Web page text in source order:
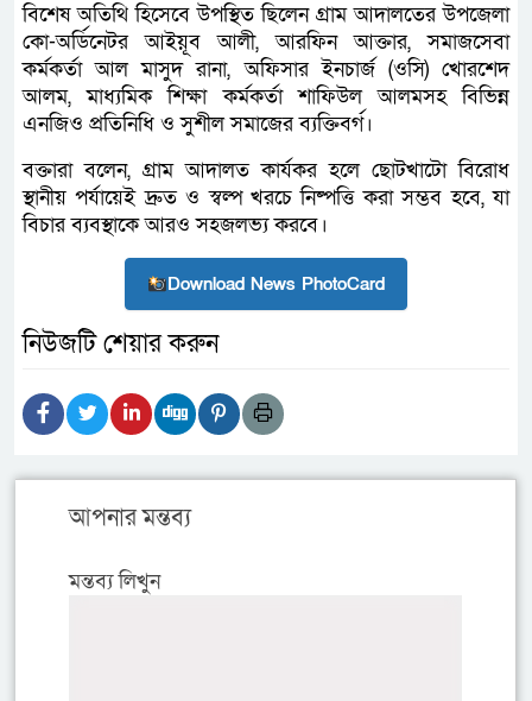
বিশেষ অতিথি হিসেবে উপস্থিত ছিলেন গ্রাম আদালতের উপজেলা
কো-অর্ডিনেটর আইয়ূব আলী, আরফিন আক্তার, সমাজসেবা
কর্মকর্তা আল মাসুদ রানা, অফিসার ইনচার্জ (ওসি) খোরশেদ
আলম, মাধ্যমিক শিক্ষা কর্মকর্তা শাফিউল আলমসহ বিভিন্ন
এনজিও প্রতিনিধি ও সুশীল সমাজের ব্যক্তিবর্গ।
বক্তারা বলেন, গ্রাম আদালত কার্যকর হলে ছোটখাটো বিরোধ
স্থানীয় পর্যায়েই দ্রুত ও স্বল্প খরচে নিষ্পত্তি করা সম্ভব হবে, যা
বিচার ব্যবস্থাকে আরও সহজলভ্য করবে।
Download News PhotoCard
নিউজটি শেয়ার করুন
আপনার মন্তব্য
মন্তব্য লিখুন